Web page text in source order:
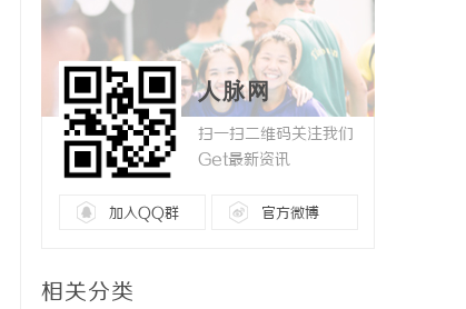
人脉网
扫一扫二维码关注我们
Get最新资讯
加入QQ群 官方微博
相关分类